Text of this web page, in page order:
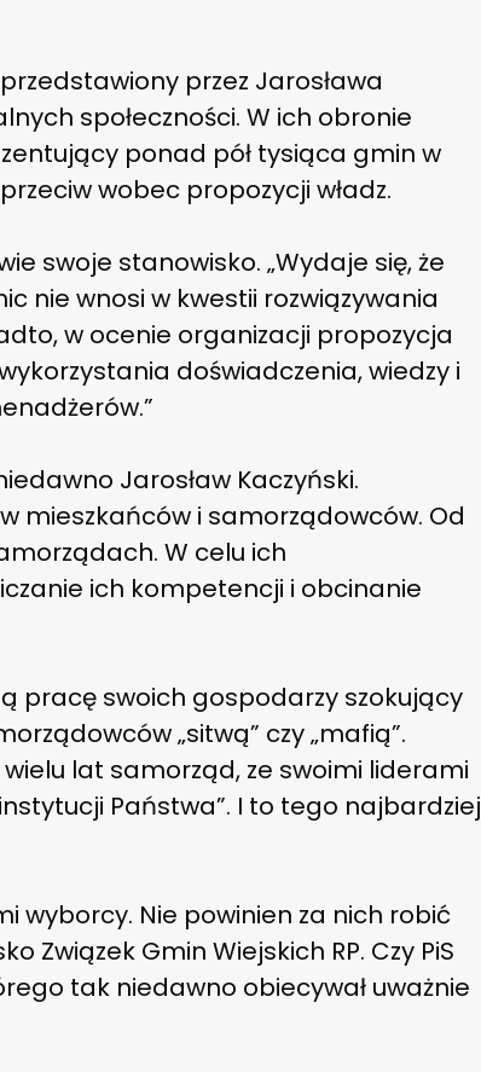
przez Jarosława
społeczności. W ich obronie
ponad pół tysiąca gmin w
wobec propozycji władz.
swoje stanowisko. „Wydaje się, że
nie wnosi w kwestii rozwiązywania
w ocenie organizacji propozycja
doświadczenia, wiedzy i
Jarosław Kaczyński.
mieszkańców i samorządowców. Od
W celu ich
ich kompetencji i obcinanie
pracę swoich gospodarzy szokujący
„sitwą” czy „mafią”.
lat samorząd, ze swoimi liderami
Państwa”. I to tego najbardziej
wyborcy. Nie powinien za nich robić
Związek Gmin Wiejskich RP. Czy PiS
tak niedawno obiecywał uważnie